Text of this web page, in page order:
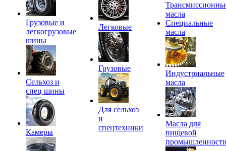
Грузовые и
легкогрузовые
шины
Сельхоз и
спец шины
Камеры
Легковые
Грузовые
Для сельхоз
и
спецтехники
масла
Специальные
масла
Индустриальные
масла
Масла для
пищевой